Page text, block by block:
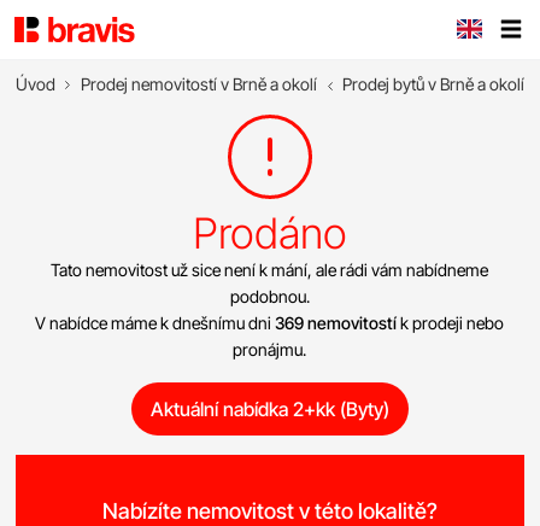
Úvod Prodej nemovitostí v Brně a okolí Prodej bytů v Brně a okolí
Prodáno
Tato nemovitost už sice není k mání, ale rádi vám nabídneme
podobnou.
V nabídce máme k dnešnímu dni369 nemovitostík prodeji nebo
pronájmu.
Aktuální nabídka 2+kk (Byty)
Nabízíte nemovitost v této lokalitě?